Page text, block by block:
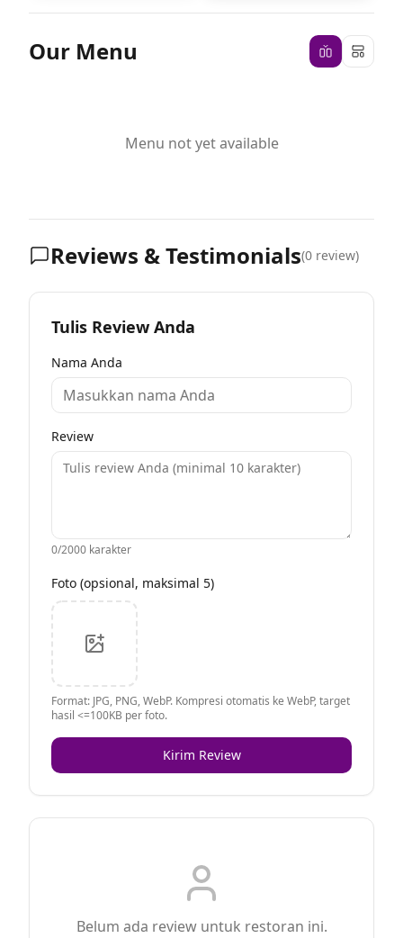
Our Menu
Menu not yet available
Reviews & Testimonials(0 review)
Tulis Review Anda
Nama Anda
Review
0/2000 karakter
Foto (opsional, maksimal 5)
Format: JPG, PNG, WebP. Kompresi otomatis ke WebP, target
hasil <=100KB per foto.
Kirim Review
Belum ada review untuk restoran ini.